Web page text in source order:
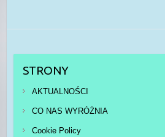
STRONY
AKTUALNOŚCI
CO NAS WYRÓŻNIA
Cookie Policy